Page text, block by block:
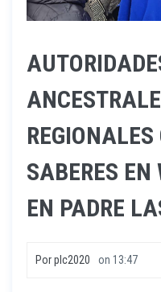
SABERES EN
EN PADRE
Porplc2020 on 13:47